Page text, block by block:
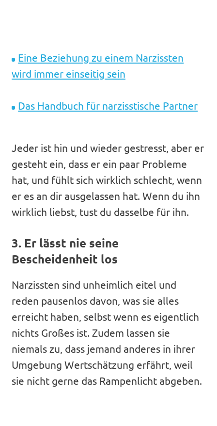
Eine Beziehung zu einem Narzissten
wird immer einseitig sein
Das Handbuch für narzisstische Partner
Jeder ist hin und wieder gestresst, aber er
gesteht ein, dass er ein paar Probleme
hat, und fühlt sich wirklich schlecht, wenn
er es an dir ausgelassen hat. Wenn du ihn
wirklich liebst, tust du dasselbe für ihn.
3. Er lässt nie seine
Bescheidenheit los
Narzissten sind unheimlich eitel und
reden pausenlos davon, was sie alles
erreicht haben, selbst wenn es eigentlich
nichts Großes ist. Zudem lassen sie
niemals zu, dass jemand anderes in ihrer
Umgebung Wertschätzung erfährt, weil
sie nicht gerne das Rampenlicht abgeben.